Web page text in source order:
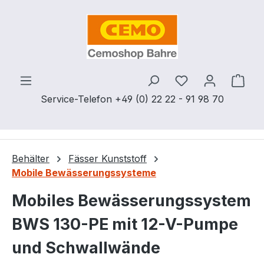
Zum Hauptinhalt springen
Service-Telefon +49 (0) 22 22 - 91 98 70
Du hast 0
Behälter
Fässer Kunststoff
Mobile Bewässerungssysteme
Mobiles Bewässerungssystem
BWS 130-PE mit 12-V-Pumpe
und Schwallwände